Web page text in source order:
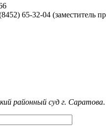
65-32-04 (заместитель
районный суд г. Саратова